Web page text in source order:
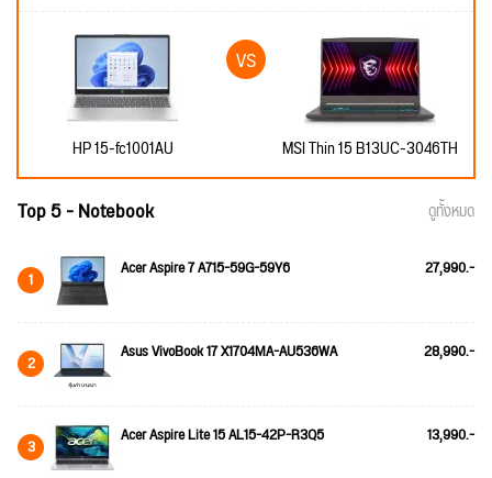
HP 15-fc1001AU MSI Thin 15 B13UC-3046TH
Top 5 - Notebook ดูทั้งหมด
1 Acer Aspire 7 A715-59G-59Y6 27,990.-
2 Asus VivoBook 17 X1704MA-AU536WA 28,990.-
3 Acer Aspire Lite 15 AL15-42P-R3Q5 13,990.-